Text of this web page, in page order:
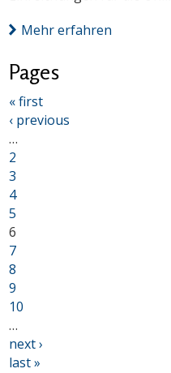
Mehr erfahren
Pages
« first
‹ previous
…
2
3
4
5
6
7
8
9
10
…
next ›
last »